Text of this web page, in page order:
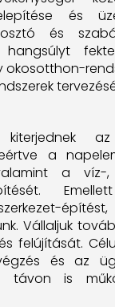
és
és
okosotthon-
kiterjednek
a
valamint a
Vállaljuk
felújítását.
és az
távon is